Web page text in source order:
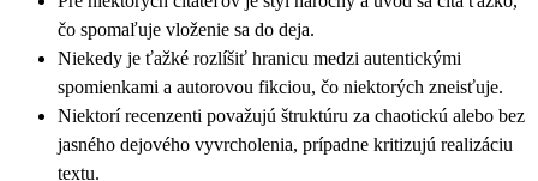
čo spomaľuje vloženie sa do deja.
Niekedy je ťažké rozlíšiť hranicu medzi autentickými
spomienkami a autorovou fikciou, čo niektorých zneisťuje.
Niektorí recenzenti považujú štruktúru za chaotickú alebo bez
jasného dejového vyvrcholenia, prípadne kritizujú realizáciu
textu.